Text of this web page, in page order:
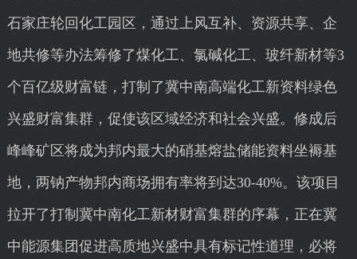
石家庄轮回化工园区，通过上风互补、资源共享、企
地共修等办法筹修了煤化工、氯碱化工、玻纤新材等3
个百亿级财富链，打制了冀中南高端化工新资料绿色
兴盛财富集群，促使该区域经济和社会兴盛。修成后
峰峰矿区将成为邦内最大的硝基熔盐储能资料坐褥基
地，两钠产物邦内商场拥有率将到达30-40%。该项目
拉开了打制冀中南化工新材财富集群的序幕，正在冀
中能源集团促进高质地兴盛中具有标记性道理，必将